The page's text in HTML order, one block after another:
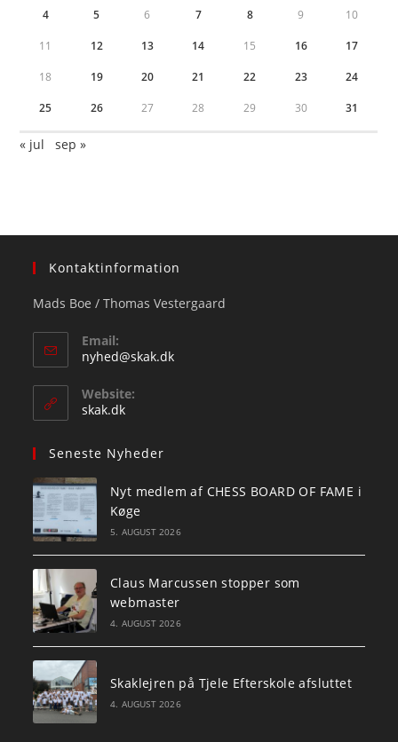
4 5 6 7 8 9 10
11 12 13 14 15 16 17
18 19 20 21 22 23 24
25 26 27 28 29 30 31
« jul sep »
Kontaktinformation
Mads Boe / Thomas Vestergaard
Email:
nyhed@skak.dkOpens
Website:
skak.dk
Seneste Nyheder
Nyt medlem af CHESS BOARD OF FAME i
Køge
5. AUGUST 2026
Claus Marcussen stopper som
webmaster
4. AUGUST 2026
Skaklejren på Tjele Efterskole afsluttet
4. AUGUST 2026